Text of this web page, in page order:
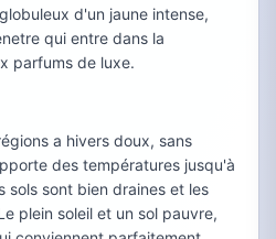
d'un jaune intense,
qui entre dans la
parfums de luxe.
a hivers doux, sans
des températures jusqu'à
sols sont bien draines et les
plein soleil et un sol pauvre,